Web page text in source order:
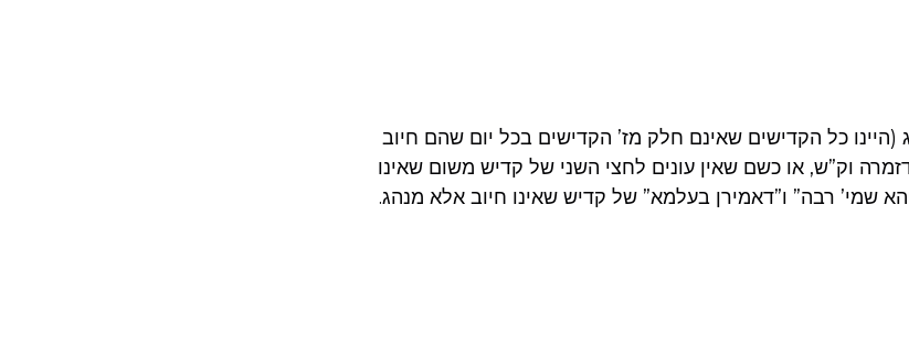
כל הקדישים שאינם חלק מז’ הקדישים בכל יום שהם חיוב
וק”ש, או כשם שאין עונים לחצי השני של קדיש משום שאינו
שמי’ רבה” ו”דאמירן בעלמא” של קדיש שאינו חיוב אלא מנהג.